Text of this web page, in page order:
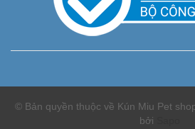
© Bản quyền thuộc về Kún Miu Pet
bởi